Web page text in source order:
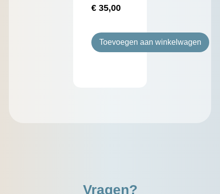
€35,00
Toevoegen aan winkelwagen
Vragen?